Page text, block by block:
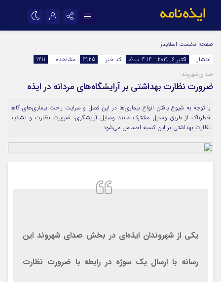
اینستاگرام
سروش
ایتا
آپارات
اپلیکیشن رمز عبور
مرا به خاطر بسپار
صفحه نخست اسلایدر
انتشار :
اکتبر 6, 2019 - 4:14 ب.ظ کد خبر : 6925 مشاهده :
1211
صدای‌شهروند:
ضرورت نظارت بهداشتی بر آرایشگاه‌های مردانه در ایذه
با توجه به شیوع یافتن انواع بیماری‌ها در این فصل و سرایت راحت بیماری‌های گاها
خطرناک از طریق وسایل مشترک مانند وسایل آرایشگری، ضرورت نظارت و تشدید
نظارت بهداشتی بر این کسبه احساس می‌شود.
یکی از شهروندان ایذه‌ای در بخش صدای شهروند این
رسانه با ارسال یک سوژه در رابطه با ضرورت نظارت